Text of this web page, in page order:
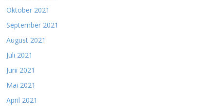
Oktober 2021
September 2021
August 2021
Juli 2021
Juni 2021
Mai 2021
April 2021